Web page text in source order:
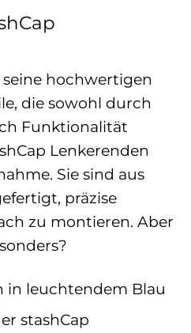
hochwertigen
die sowohl durch
Funktionalität
Lenkerenden
Sie sind aus
präzise
zu montieren. Aber
in leuchtendem Blau
stashCap